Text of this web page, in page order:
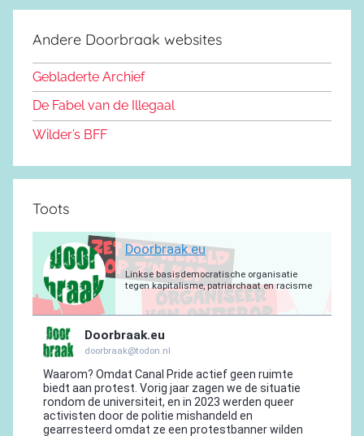
o
n
s
u
g
s
a
b
o
o
Andere Doorbraak websites
Gebladerte Archief
De Fabel van de Illegaal
Wilder’s BFF
Toots